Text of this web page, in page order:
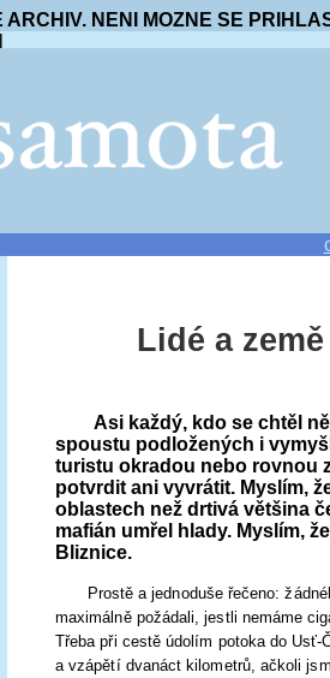
NENI MOZNE SE
Lidé a
Asi každý, kdo se chtěl
spoustu podložených i
turistu okradou nebo rovnou
potvrdit ani vyvrátit. Myslím,
oblastech než drtivá většina
mafián umřel hlady. Myslím,
Bliznice.
Prostě a jednoduše řečeno:
maximálně požádali, jestli nemáme
Třeba při cestě údolím potoka do Usť-
a vzápětí dvanáct kilometrů, ačkoli